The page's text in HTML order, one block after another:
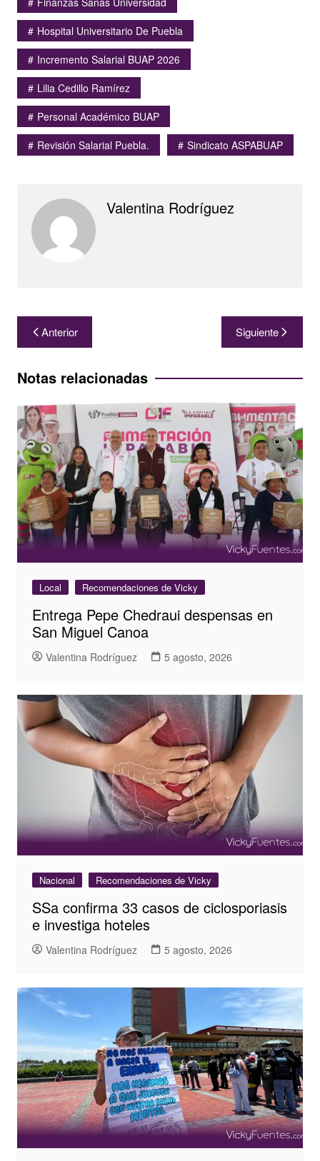
Hospital Universitario De Puebla
Incremento Salarial BUAP 2026
Lilia Cedillo Ramírez
Personal Académico BUAP
Revisión Salarial Puebla.
Sindicato ASPABUAP
Valentina Rodríguez
Navegación
de
entradas
Anterior Siguiente
Notas relacionadas
Local Recomendaciones de Vicky
Entrega Pepe Chedraui despensas en
San Miguel Canoa
Valentina Rodríguez 5 agosto, 2026
Nacional Recomendaciones de Vicky
SSa confirma 33 casos de ciclosporiasis
e investiga hoteles
Valentina Rodríguez 5 agosto, 2026